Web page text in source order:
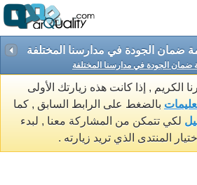
ضمان الجودة في مدارسنا المختلفة
ضمان الجودة في مدارسنا المختلفة
الكريم , إذا كانت هذه زيارتك الأولى
بالضغط على الرابط السابق , كما
لكي تتمكن من المشاركة معنا , لبدء
المنتدى الذي تريد زيارته .